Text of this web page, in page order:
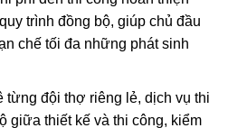
trình đồng bộ, giúp chủ đầu
chế tối đa những phát sinh
đội thợ riêng lẻ, dịch vụ thi
giữa thiết kế và thi công, kiểm